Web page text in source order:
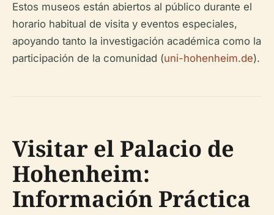
Estos museos están abiertos al público durante el
horario habitual de visita y eventos especiales,
apoyando tanto la investigación académica como la
participación de la comunidad (uni-hohenheim.de).
Visitar el Palacio de
Hohenheim:
Información Práctica